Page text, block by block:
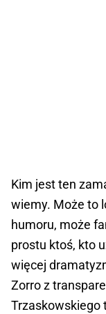
Kim jest ten
wiemy. Może to
humoru, może
prostu ktoś, kto
więcej
Zorro z
Trzaskowskiego